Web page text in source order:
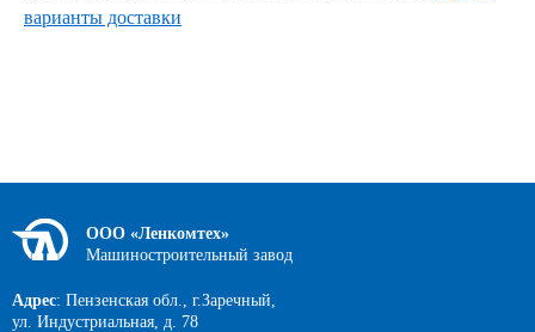
варианты доставки
ООО «Ленкомтех»
Машиностроительный завод
Адрес: Пензенская обл., г.Заречный,
ул. Индустриальная, д. 78